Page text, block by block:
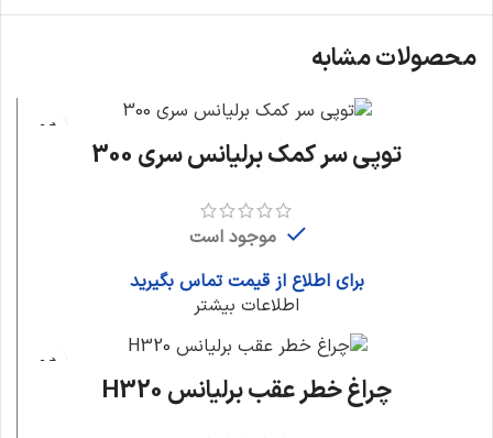
محصولات مشابه
توپی سر کمک برلیانس سری 300
موجود است
برای اطلاع از قیمت تماس بگیرید
اطلاعات بیشتر
چراغ خطر عقب برلیانس H320